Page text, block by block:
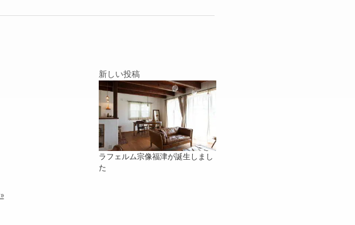
新しい投稿
ラフェルム宗像福津が誕生しまし
た